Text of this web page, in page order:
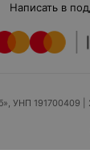
Написать в
УНП 191700409 |